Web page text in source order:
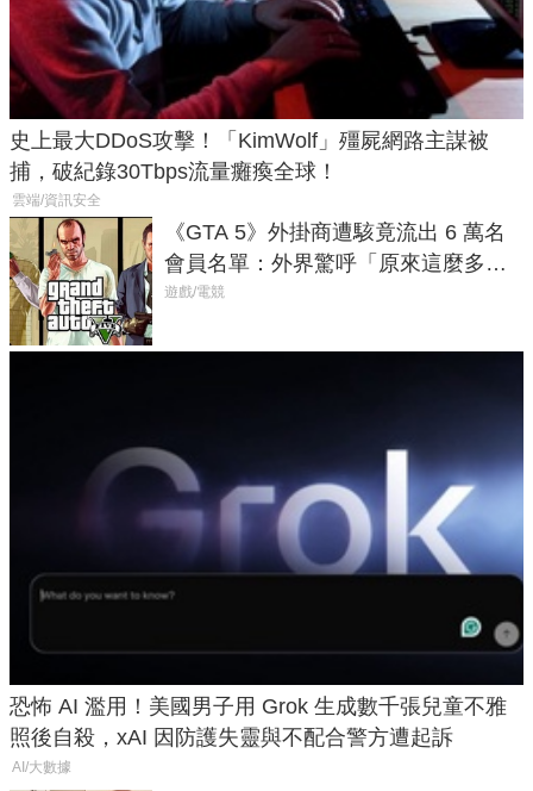
史上最大DDoS攻擊！「KimWolf」殭屍網路主謀被
捕，破紀錄30Tbps流量癱瘓全球！
雲端/資訊安全
《GTA 5》外掛商遭駭竟流出 6 萬名
會員名單：外界驚呼「原來這麼多人
在開掛！」
遊戲/電競
恐怖 AI 濫用！美國男子用 Grok 生成數千張兒童不雅
照後自殺，xAI 因防護失靈與不配合警方遭起訴
AI/大數據